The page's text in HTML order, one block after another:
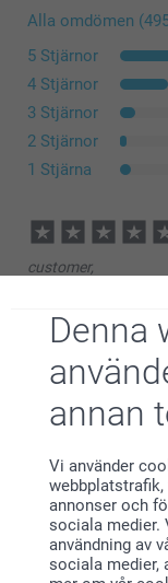
Denna
annan
Vi använder
annonser och
sociala medier.
användning av
sociala medier,
Alla omdömen
5 Stjärnor
4 Stjärnor
3 Stjärnor
2 Stjärnor
1 Stjärna
customer,
Väldigt nöjd. Bra
Ing-Britt,
2026-07-27
Jättefint pussel
Visa reaktioner
2026-07-30
11:57